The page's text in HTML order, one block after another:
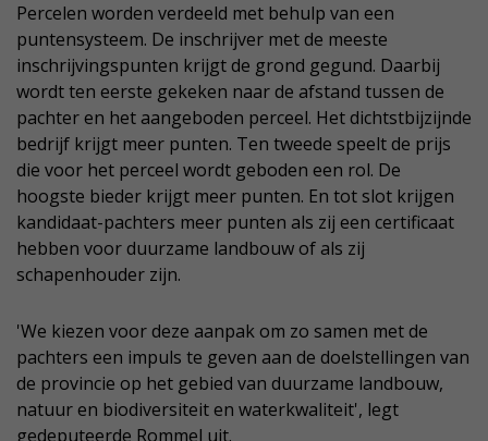
Percelen worden verdeeld met behulp van een
puntensysteem. De inschrijver met de meeste
inschrijvingspunten krijgt de grond gegund. Daarbij
wordt ten eerste gekeken naar de afstand tussen de
pachter en het aangeboden perceel. Het dichtstbijzijnde
bedrijf krijgt meer punten. Ten tweede speelt de prijs
die voor het perceel wordt geboden een rol. De
hoogste bieder krijgt meer punten. En tot slot krijgen
kandidaat-pachters meer punten als zij een certificaat
hebben voor duurzame landbouw of als zij
schapenhouder zijn.
'We kiezen voor deze aanpak om zo samen met de
pachters een impuls te geven aan de doelstellingen van
de provincie op het gebied van duurzame landbouw,
natuur en biodiversiteit en waterkwaliteit', legt
gedeputeerde Rommel uit.